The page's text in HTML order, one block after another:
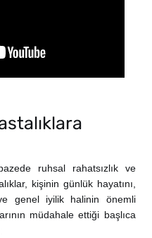
ruhsal rahatsızlık ve
kişinin günlük hayatını,
ve genel iyilik halinin önemli
müdahale ettiği başlıca